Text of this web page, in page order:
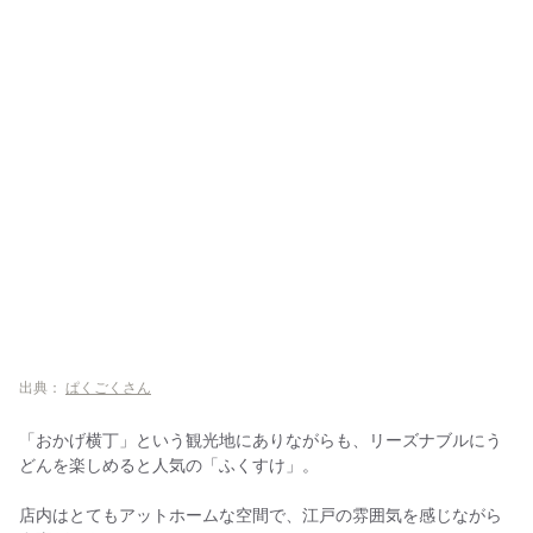
出典： ぱくごくさん
「おかげ横丁」という観光地にありながらも、リーズナブルにう
どんを楽しめると人気の「ふくすけ」。
店内はとてもアットホームな空間で、江戸の雰囲気を感じながら